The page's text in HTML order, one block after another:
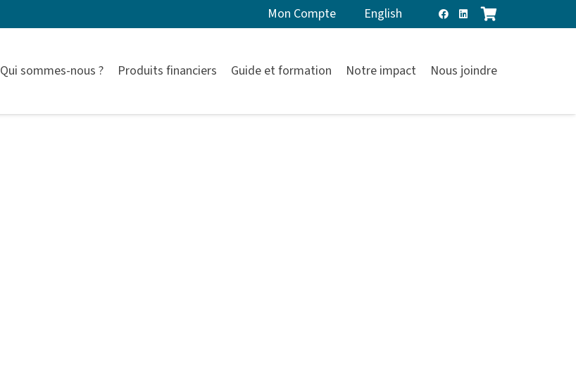
Mon Compte English
Qui sommes-nous ? Produits financiers Guide et formation Notre impact Nous joindre